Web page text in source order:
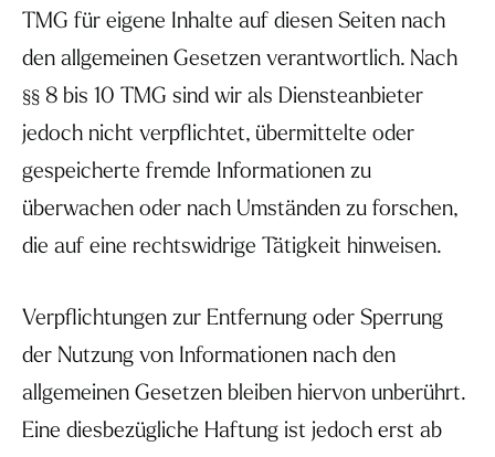
TMG für eigene Inhalte auf diesen Seiten nach
den allgemeinen Gesetzen verantwortlich. Nach
§§ 8 bis 10 TMG sind wir als Diensteanbieter
jedoch nicht verpflichtet, übermittelte oder
gespeicherte fremde Informationen zu
überwachen oder nach Umständen zu forschen,
die auf eine rechtswidrige Tätigkeit hinweisen.
Verpflichtungen zur Entfernung oder Sperrung
der Nutzung von Informationen nach den
allgemeinen Gesetzen bleiben hiervon unberührt.
Eine diesbezügliche Haftung ist jedoch erst ab